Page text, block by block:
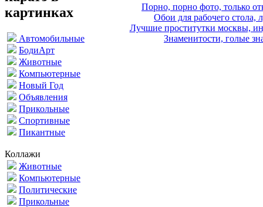
картинках
Автомобильные
БодиАрт
Животные
Компьютерные
Новый Год
Объявления
Прикольные
Спортивные
Пикантные
Коллажи
Животные
Компьютерные
Политические
Прикольные
Порно, порно фото, только
Обои для рабочего стола,
Лучшие проститутки москвы,
Знаменитости, голые